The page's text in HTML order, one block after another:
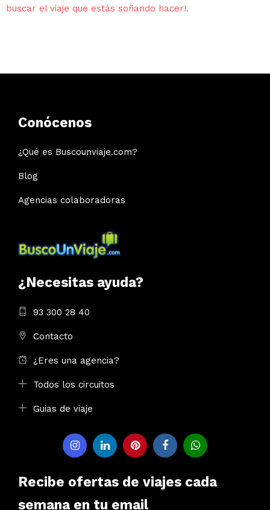
buscar el viaje que estás soñando hacer!.
Conócenos
¿Qué es Buscounviaje.com?
Blog
Agencias colaboradoras
¿Necesitas ayuda?
93 300 28 40
Contacto
¿Eres una agencia?
Todos los circuitos
Guias de viaje
Recibe ofertas de viajes cada
semana en tu email